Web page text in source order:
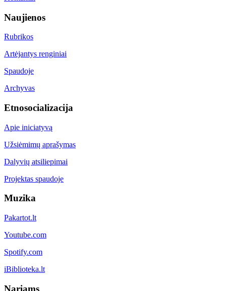
Naujienos
Rubrikos
Artėjantys renginiai
Spaudoje
Archyvas
Etnosocializacija
Apie iniciatyvą
Užsiėmimų aprašymas
Dalyvių atsiliepimai
Projektas spaudoje
Muzika
Pakartot.lt
Youtube.com
Spotify.com
iBiblioteka.lt
Nariams